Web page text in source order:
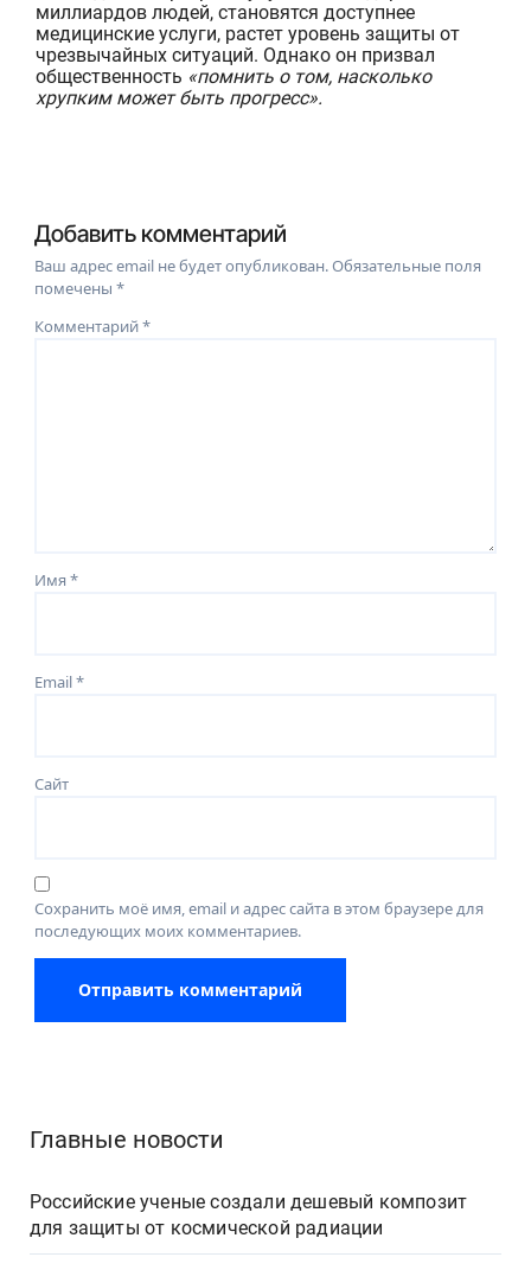
миллиардов людей, становятся доступнее
медицинские услуги, растет уровень защиты от
чрезвычайных ситуаций. Однако он призвал
общественность «помнить о том, насколько
хрупким может быть прогресс».
Добавить комментарий
Ваш адрес email не будет опубликован.Обязательные поля
помечены*
Комментарий*
Имя*
Email*
Сайт
Сохранить моё имя, email и адрес сайта в этом браузере для
последующих моих комментариев.
Главные новости
Российские ученые создали дешевый композит
для защиты от космической радиации